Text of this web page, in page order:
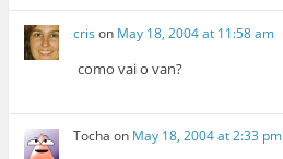
cris on May 18, 2004 at 11:58 am
como vai o van?
Tocha on May 18, 2004 at 2:33 pm